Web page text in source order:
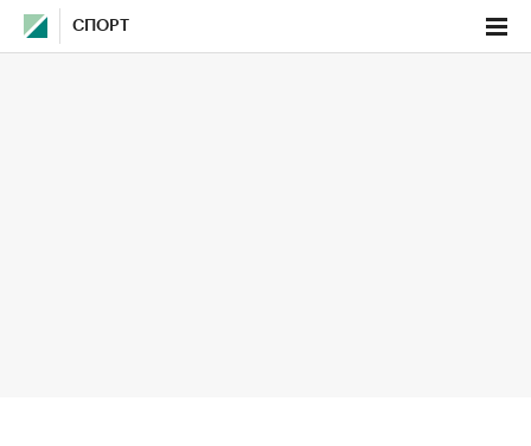
СПОРТ